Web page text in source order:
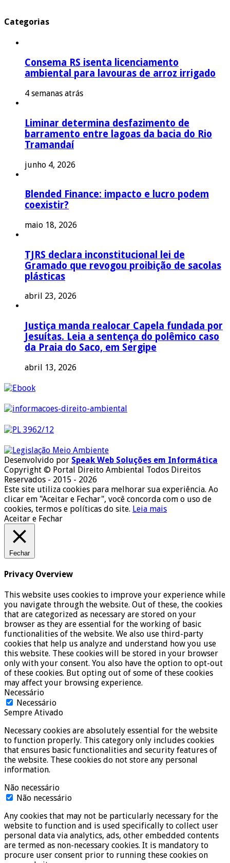
Categorias
Consema RS isenta licenciamento
ambiental para lavouras de arroz irrigado
4 semanas atrás
Liminar determina desfazimento de
barramento entre lagoas da bacia do Rio
Tramandaí
junho 4, 2026
Blended Finance: impacto e lucro podem
coexistir?
maio 18, 2026
TJRS declara inconstitucional lei de
Gramado que revogou proibição de sacolas
plásticas
abril 23, 2026
Justiça manda realocar Capela fundada por
Jesuítas. Leia a sentença do polêmico caso
da Praia do Saco, em Sergipe
abril 13, 2026
Desenvolvido por Speak Web Soluções em Informática
Copyright © Portal Direito Ambiental Todos Direitos
Reservados - 2015 - 2026
Este site utiliza cookies para melhorar sua experiência. Ao
clicar em "Aceitar e Fechar", você concorda com o uso de
cookies, termos e políticas do site. Leia mais
Aceitar e Fechar
Fechar
Privacy Overview
This website uses cookies to improve your experience while
you navigate through the website. Out of these, the cookies
that are categorized as necessary are stored on your
browser as they are essential for the working of basic
functionalities of the website. We also use third-party
cookies that help us analyze and understand how you use
this website. These cookies will be stored in your browser
only with your consent. You also have the option to opt-out
of these cookies. But opting out of some of these cookies
may affect your browsing experience.
Necessário
Necessário
Sempre Ativado
Necessary cookies are absolutely essential for the website
to function properly. This category only includes cookies
that ensures basic functionalities and security features of
the website. These cookies do not store any personal
information.
Não necessário
Não necessário
Any cookies that may not be particularly necessary for the
website to function and is used specifically to collect user
personal data via analytics, ads, other embedded contents
are termed as non-necessary cookies. It is mandatory to
procure user consent prior to running these cookies on